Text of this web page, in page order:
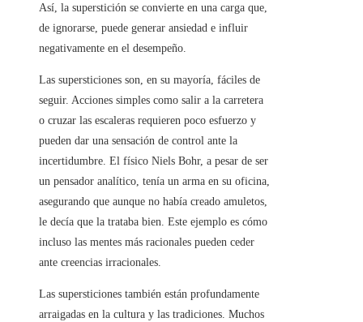
Así, la superstición se convierte en una carga que,
de ignorarse, puede generar ansiedad e influir
negativamente en el desempeño.
Las supersticiones son, en su mayoría, fáciles de
seguir. Acciones simples como salir a la carretera
o cruzar las escaleras requieren poco esfuerzo y
pueden dar una sensación de control ante la
incertidumbre. El físico Niels Bohr, a pesar de ser
un pensador analítico, tenía un arma en su oficina,
asegurando que aunque no había creado amuletos,
le decía que la trataba bien. Este ejemplo es cómo
incluso las mentes más racionales pueden ceder
ante creencias irracionales.
Las supersticiones también están profundamente
arraigadas en la cultura y las tradiciones. Muchos